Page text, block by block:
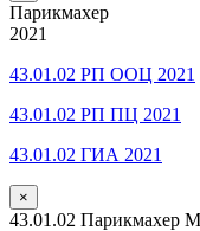
Парикмахер
2021
43.01.02 РП ООЦ 2021
43.01.02 РП ПЦ 2021
43.01.02 ГИА 2021
×
43.01.02 Парикмахер